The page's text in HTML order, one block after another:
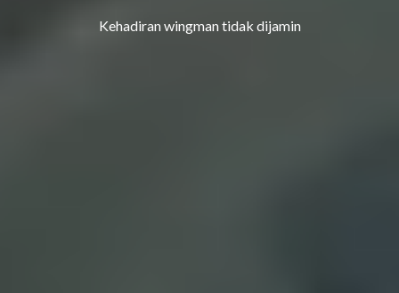
Kehadiran wingman tidak dijamin